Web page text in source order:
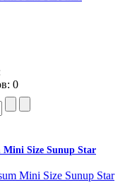
0
Mini Size Sunup Star